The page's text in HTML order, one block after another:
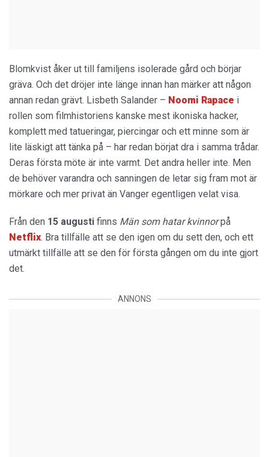
Blomkvist åker ut till familjens isolerade gård och börjar
gräva. Och det dröjer inte länge innan han märker att någon
annan redan grävt. Lisbeth Salander – Noomi Rapace i
rollen som filmhistoriens kanske mest ikoniska hacker,
komplett med tatueringar, piercingar och ett minne som är
lite läskigt att tänka på – har redan börjat dra i samma trådar.
Deras första möte är inte varmt. Det andra heller inte. Men
de behöver varandra och sanningen de letar sig fram mot är
mörkare och mer privat än Vanger egentligen velat visa.
Från den 15 augusti finns Män som hatar kvinnorpå
Netflix. Bra tillfälle att se den igen om du sett den, och ett
utmärkt tillfälle att se den för första gången om du inte gjort
det.
ANNONS